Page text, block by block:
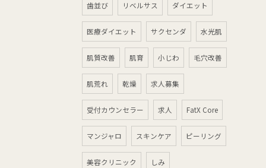
歯並び リベルサス ダイエット
医療ダイエット サクセンダ 水光肌
肌質改善 肌育 小じわ 毛穴改善
肌荒れ 乾燥 求人募集
受付カウンセラー 求人 FatX Core
マンジャロ スキンケア ピーリング
美容クリニック しみ